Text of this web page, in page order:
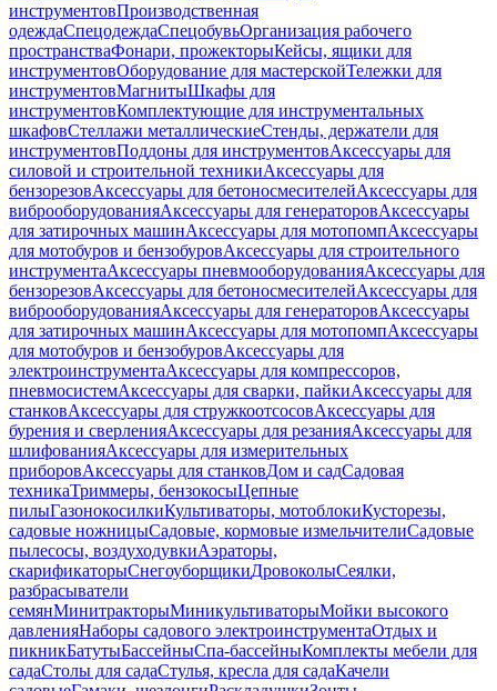
инструментовПроизводственная
одеждаСпецодеждаСпецобувьОрганизация рабочего
пространстваФонари, прожекторыКейсы, ящики для
инструментовОборудование для мастерскойТележки для
инструментовМагнитыШкафы для
инструментовКомплектующие для инструментальных
шкафовСтеллажи металлическиеСтенды, держатели для
инструментовПоддоны для инструментовАксессуары для
силовой и строительной техникиАксессуары для
бензорезовАксессуары для бетоносмесителейАксессуары для
виброоборудованияАксессуары для генераторовАксессуары
для затирочных машинАксессуары для мотопомпАксессуары
для мотобуров и бензобуровАксессуары для строительного
инструментаАксессуары пневмооборудованияАксессуары для
бензорезовАксессуары для бетоносмесителейАксессуары для
виброоборудованияАксессуары для генераторовАксессуары
для затирочных машинАксессуары для мотопомпАксессуары
для мотобуров и бензобуровАксессуары для
электроинструментаАксессуары для компрессоров,
пневмосистемАксессуары для сварки, пайкиАксессуары для
станковАксессуары для стружкоотсосовАксессуары для
бурения и сверленияАксессуары для резанияАксессуары для
шлифованияАксессуары для измерительных
приборовАксессуары для станковДом и садСадовая
техникаТриммеры, бензокосыЦепные
пилыГазонокосилкиКультиваторы, мотоблокиКусторезы,
садовые ножницыСадовые, кормовые измельчителиСадовые
пылесосы, воздуходувкиАэраторы,
скарификаторыСнегоуборщикиДровоколыСеялки,
разбрасыватели
семянМинитракторыМиникультиваторыМойки высокого
давленияНаборы садового электроинструментаОтдых и
пикникБатутыБассейныСпа-бассейныКомплекты мебели для
садаСтолы для садаСтулья, кресла для садаКачели